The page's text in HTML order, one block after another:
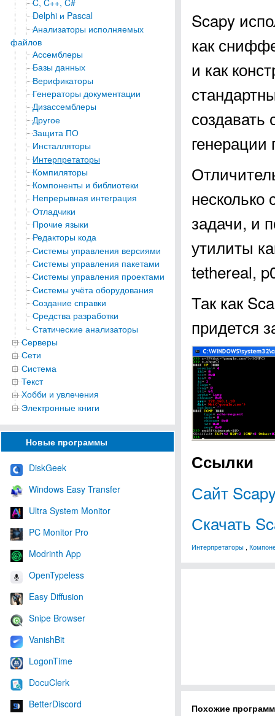
Delphi и Pascal
Анализаторы исполняемых
файлов
Ассемблеры
Базы данных
Верификаторы
Генераторы документации
Дизассемблеры
Другое
Защита ПО
Инсталляторы
Интерпретаторы
Компиляторы
Компоненты и библиотеки
Непрерывная интеграция
Отладчики
Прочие языки
Редакторы кода
Системы управления версиями
Системы управления пакетами
Системы управления проектами
Системы учёта оборудования
Создание справки
Средства разработки
Статические анализаторы
Серверы
Сети
Система
Текст
Хобби и увлечения
Электронные книги
Новые программы
DiskGeek
Windows Easy Transfer
Ultra System Monitor
PC Monitor Pro
Modrinth App
OpenTypeless
Easy Diffusion
Snipe Browser
VanishBit
LogonTime
DocuClerk
BetterDiscord
Scapy
как
и как
создавать
генерации
несколько
задачи, и
утилиты
tethereal,
Так как
придется
Ссылки
Сайт
Скачать
Интерпретаторы ,
Похожие